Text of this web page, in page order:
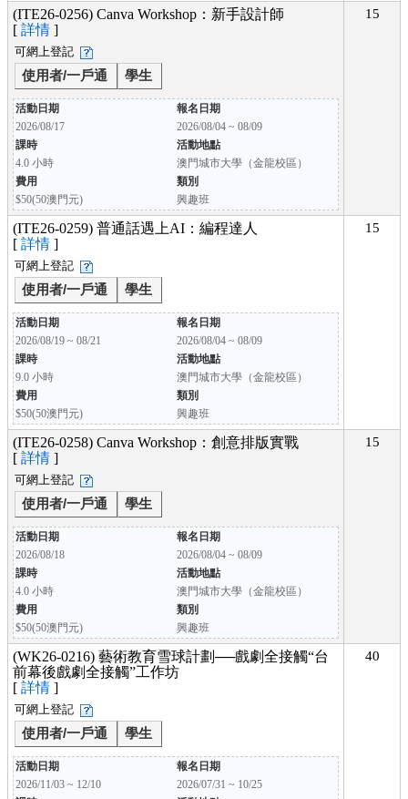
(ITE26-0256) Canva Workshop：新手設計師
[ 詳情 ]
可網上登記
使用者/一戶通 學生
活動日期
報名日期
2026/08/17
2026/08/04 ~ 08/09
課時
活動地點
4.0 小時
澳門城市大學（金龍校區）
費用
類別
$50(50澳門元)
興趣班
15
(ITE26-0259) 普通話遇上AI：編程達人
[ 詳情 ]
可網上登記
使用者/一戶通 學生
活動日期
報名日期
2026/08/19 ~ 08/21
2026/08/04 ~ 08/09
課時
活動地點
9.0 小時
澳門城市大學（金龍校區）
費用
類別
$50(50澳門元)
興趣班
15
(ITE26-0258) Canva Workshop：創意排版實戰
[ 詳情 ]
可網上登記
使用者/一戶通 學生
活動日期
報名日期
2026/08/18
2026/08/04 ~ 08/09
課時
活動地點
4.0 小時
澳門城市大學（金龍校區）
費用
類別
$50(50澳門元)
興趣班
15
(WK26-0216) 藝術教育雪球計劃──戲劇全接觸“台
前幕後戲劇全接觸”工作坊
[ 詳情 ]
可網上登記
使用者/一戶通 學生
活動日期
報名日期
2026/11/03 ~ 12/10
2026/07/31 ~ 10/25
40